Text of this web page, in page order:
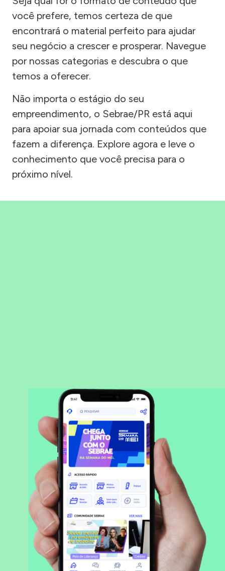
você prefere, temos certeza de que
encontrará o material perfeito para ajudar
seu negócio a crescer e prosperar. Navegue
por nossas categorias e descubra o que
temos a oferecer.
Não importa o estágio do seu
empreendimento, o Sebrae/PR está aqui
para apoiar sua jornada com conteúdos que
fazem a diferença. Explore agora e leve o
conhecimento que você precisa para o
próximo nível.